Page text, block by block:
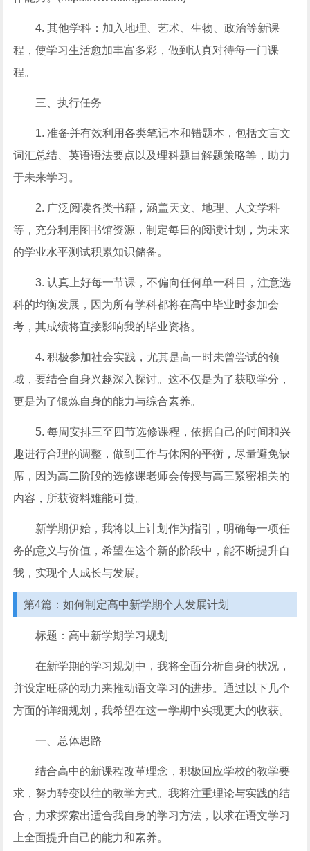
4. 其他学科：加入地理、艺术、生物、政治等新课
程，使学习生活愈加丰富多彩，做到认真对待每一门课
程。
三、执行任务
1. 准备并有效利用各类笔记本和错题本，包括文言文
词汇总结、英语语法要点以及理科题目解题策略等，助力
于未来学习。
2. 广泛阅读各类书籍，涵盖天文、地理、人文学科
等，充分利用图书馆资源，制定每日的阅读计划，为未来
的学业水平测试积累知识储备。
3. 认真上好每一节课，不偏向任何单一科目，注意选
科的均衡发展，因为所有学科都将在高中毕业时参加会
考，其成绩将直接影响我的毕业资格。
4. 积极参加社会实践，尤其是高一时未曾尝试的领
域，要结合自身兴趣深入探讨。这不仅是为了获取学分，
更是为了锻炼自身的能力与综合素养。
5. 每周安排三至四节选修课程，依据自己的时间和兴
趣进行合理的调整，做到工作与休闲的平衡，尽量避免缺
席，因为高二阶段的选修课老师会传授与高三紧密相关的
内容，所获资料难能可贵。
新学期伊始，我将以上计划作为指引，明确每一项任
务的意义与价值，希望在这个新的阶段中，能不断提升自
我，实现个人成长与发展。
第4篇：如何制定高中新学期个人发展计划
标题：高中新学期学习规划
在新学期的学习规划中，我将全面分析自身的状况，
并设定旺盛的动力来推动语文学习的进步。通过以下几个
方面的详细规划，我希望在这一学期中实现更大的收获。
一、总体思路
结合高中的新课程改革理念，积极回应学校的教学要
求，努力转变以往的教学方式。我将注重理论与实践的结
合，力求探索出适合我自身的学习方法，以求在语文学习
上全面提升自己的能力和素养。